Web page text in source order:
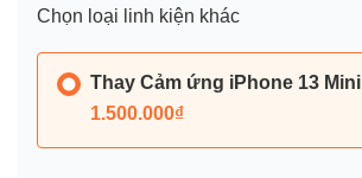
Chọn loại linh kiện khác
Thay Cảm ứng iPhone 13 Mini
1.500.000₫